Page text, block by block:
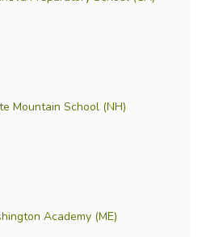
Mountain School (NH)
Academy (ME)